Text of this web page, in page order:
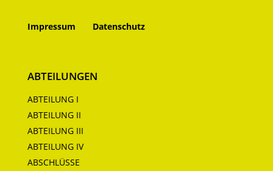
Impressum Datenschutz
ABTEILUNGEN
ABTEILUNG I
ABTEILUNG II
ABTEILUNG III
ABTEILUNG IV
ABSCHLÜSSE